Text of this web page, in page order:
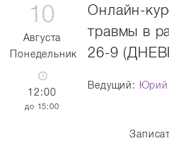
10
Августа
Понедельник
12:00
15:00
Онлайн-
травмы в
26-9
Ведущий: Юрий